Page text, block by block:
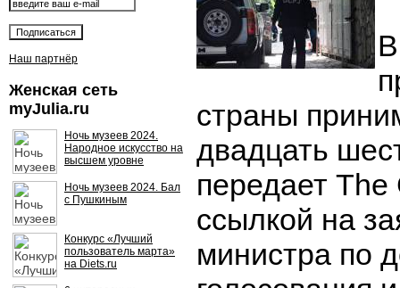
Наш партнёр
Женская сеть
myJulia.ru
Ночь музеев 2024.
Народное искусство на
высшем уровне
Ночь музеев 2024. Бал
с Пушкиным
Конкурс «Лучший
пользователь марта»
на Diets.ru
страны
двадцать
передает
ссылкой на
министра по